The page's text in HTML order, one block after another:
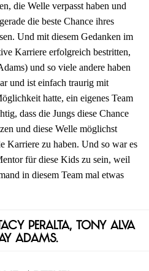
die Welle verpasst haben und
die beste Chance ihres
Und mit diesem Gedanken im
Karriere erfolgreich bestritten,
und so viele andere haben
und ist einfach traurig mit
hatte, ein eigenes Team
dass die Jungs diese Chance
und diese Welle möglichst
Karriere zu haben. Und so war es
für diese Kids zu sein, weil
in diesem Team mal etwas
Peralta, Tony Alva
Adams.